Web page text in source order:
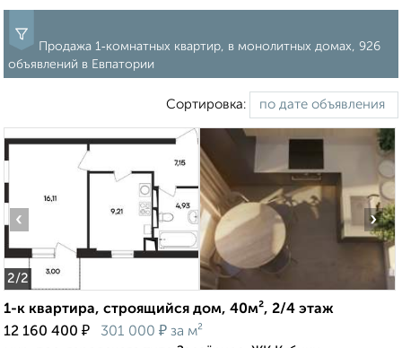
Продажа 1‑комнатных квартир, в монолитных домах, 926
объявлений в Евпатории
Сортировка:
2/2
‹ ›
1-к квартира, строящийся дом, 40м², 2/4 этаж
12 160 400 ₽ 301 000 ₽ за м²